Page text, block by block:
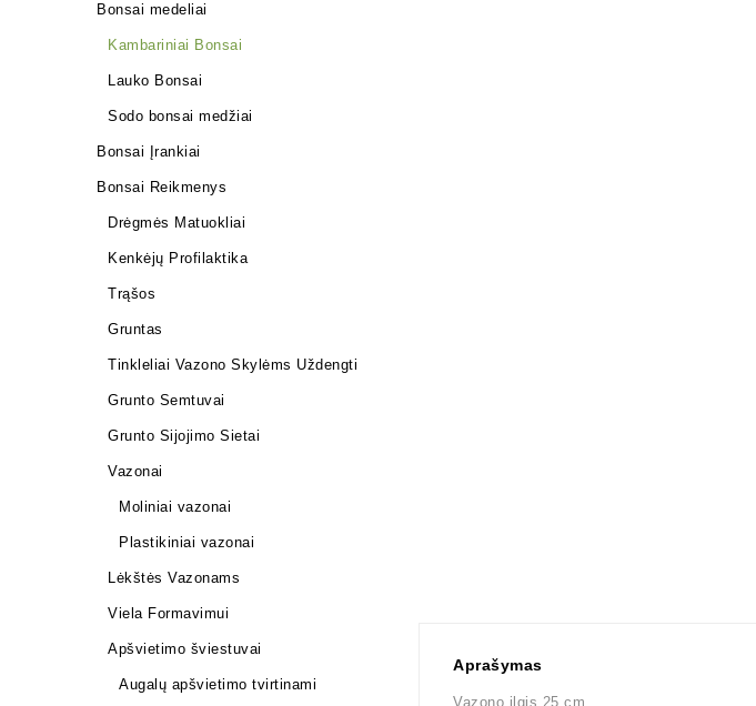
Aprašymas
Vazono ilgis 25 cm
Bonsai medeliai
Kambariniai Bonsai
Lauko Bonsai
Sodo bonsai medžiai
Bonsai Įrankiai
Bonsai Reikmenys
Drėgmės Matuokliai
Kenkėjų Profilaktika
Trąšos
Gruntas
Tinkleliai Vazono Skylėms Uždengti
Grunto Semtuvai
Grunto Sijojimo Sietai
Vazonai
Moliniai vazonai
Plastikiniai vazonai
Lėkštės Vazonams
Viela Formavimui
Apšvietimo šviestuvai
Augalų apšvietimo tvirtinami